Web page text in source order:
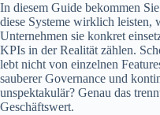
In diesem Guide bekommen
diese Systeme wirklich leisten,
Unternehmen sie konkret
KPIs in der Realität zählen.
lebt nicht von einzelnen
sauberer Governance und
unspektakulär? Genau das
Geschäftswert.